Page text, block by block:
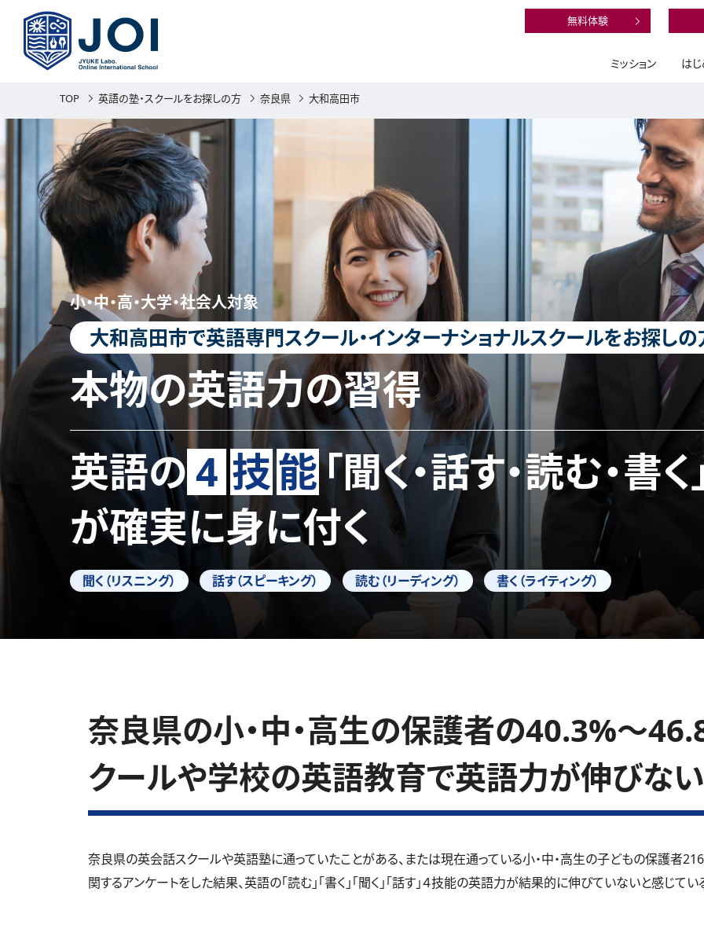
無料体験
ミッション は
TOP 英語の塾・スクールをお探しの方 奈良県 大和高田市
小・中・高・大学・社会人対象
大和高田市で英語専門スクール・インターナショナルスクールをお探し
本物の英語力の習得
英語の4 技能「聞く・話す・読む・書く
が確実に身に付く
聞く（リスニング） 話す（スピーキング） 読む（リーディング） 書く（ライティング）
奈良県の小・中・高生の保護者の40.3%～
クールや学校の英語教育で英語力が伸びな
奈良県の英会話スクールや英語塾に通っていたことがある、または現在通っている小・中・高生の子どもの保護者
関するアンケートをした結果、英語の「読む」「書く」「聞く」「話す」４技能の英語力が結果的に伸びていないと感じ